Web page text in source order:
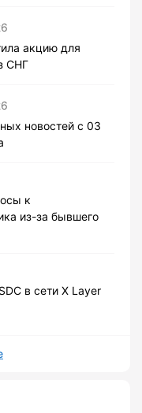
акцию для
СНГ
новостей с 03
к
из-за бывшего
в сети X Layer